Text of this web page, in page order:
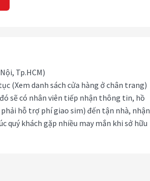
Tp.HCM)
(Xem danh sách cửa hàng ở chân trang)
sẽ có nhân viên tiếp nhận thông tin, hồ
hỗ trợ phí giao sim) đến tận nhà, nhận
khách gặp nhiều may mắn khi sở hữu